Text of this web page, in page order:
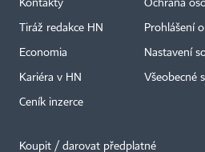
Kontakty
Tiráž redakce HN
Economia
Kariéra v HN
Ceník inzerce
Ochrana
Prohlášení
Nastavení
Všeobecné
Koupit / darovat předplatné